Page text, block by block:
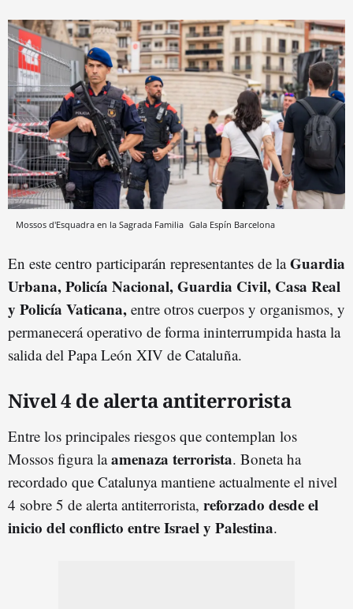
Mossos d'Esquadra en la Sagrada Familia Gala Espín Barcelona
En este centro participarán representantes de laGuardia
Urbana, Policía Nacional, Guardia Civil, Casa Real
y Policía Vaticana, entre otros cuerpos y organismos, y
permanecerá operativo de forma ininterrumpida hasta la
salida del Papa León XIV de Cataluña.
Nivel 4 de alerta antiterrorista
Entre los principales riesgos que contemplan los
Mossos figura laamenaza terrorista. Boneta ha
recordado que Catalunya mantiene actualmente el nivel
4 sobre 5 de alerta antiterrorista, reforzado desde el
inicio del conflicto entre Israel y Palestina.